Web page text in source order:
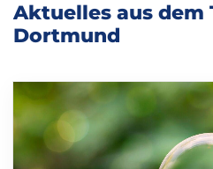
Aktuelles aus dem
Dortmund